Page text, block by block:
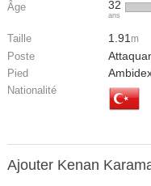
Âge 32
ans
Taille 1.91m
Poste
Pied
Nationalité
Ajouter Kenan